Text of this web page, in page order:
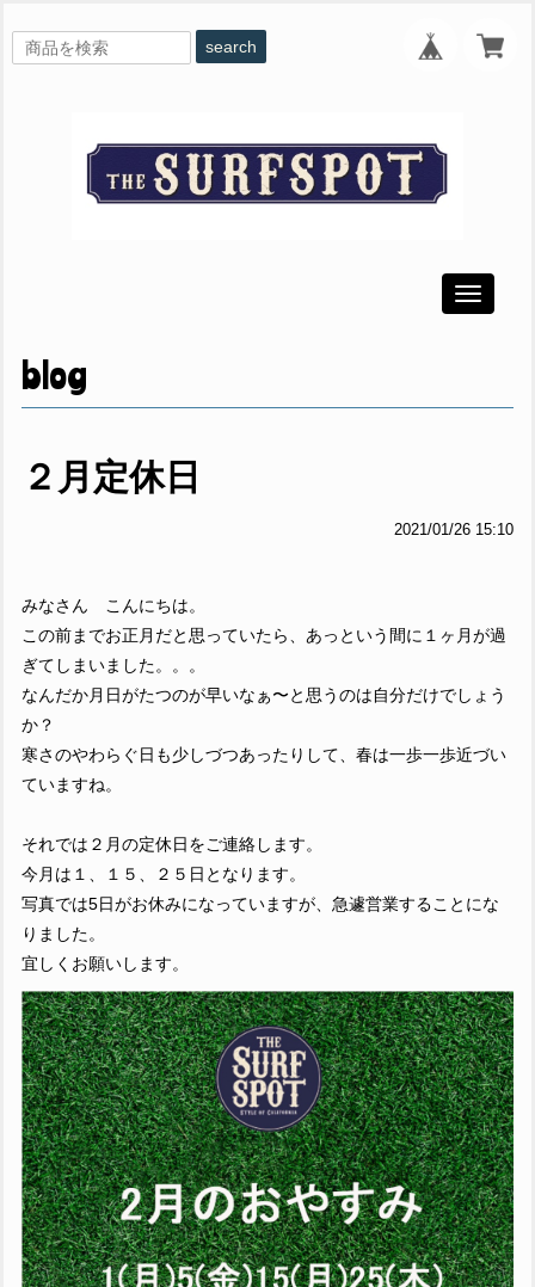
search
Toggle
blog
２月定休日
2021/01/26 15:10
みなさん こんにちは。
この前までお正月だと思っていたら、あっという間に１ヶ月が過
ぎてしまいました。。。
なんだか月日がたつのが早いなぁ〜と思うのは自分だけでしょう
か？
寒さのやわらぐ日も少しづつあったりして、春は一歩一歩近づい
ていますね。
それでは２月の定休日をご連絡します。
今月は１、１５、２５日となります。
写真では5日がお休みになっていますが、急遽営業することにな
りました。
宜しくお願いします。